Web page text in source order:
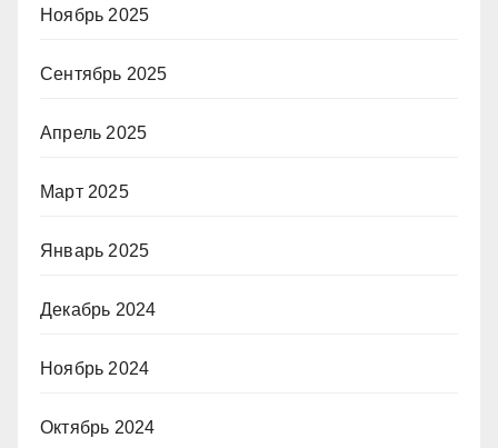
Ноябрь 2025
Сентябрь 2025
Апрель 2025
Март 2025
Январь 2025
Декабрь 2024
Ноябрь 2024
Октябрь 2024